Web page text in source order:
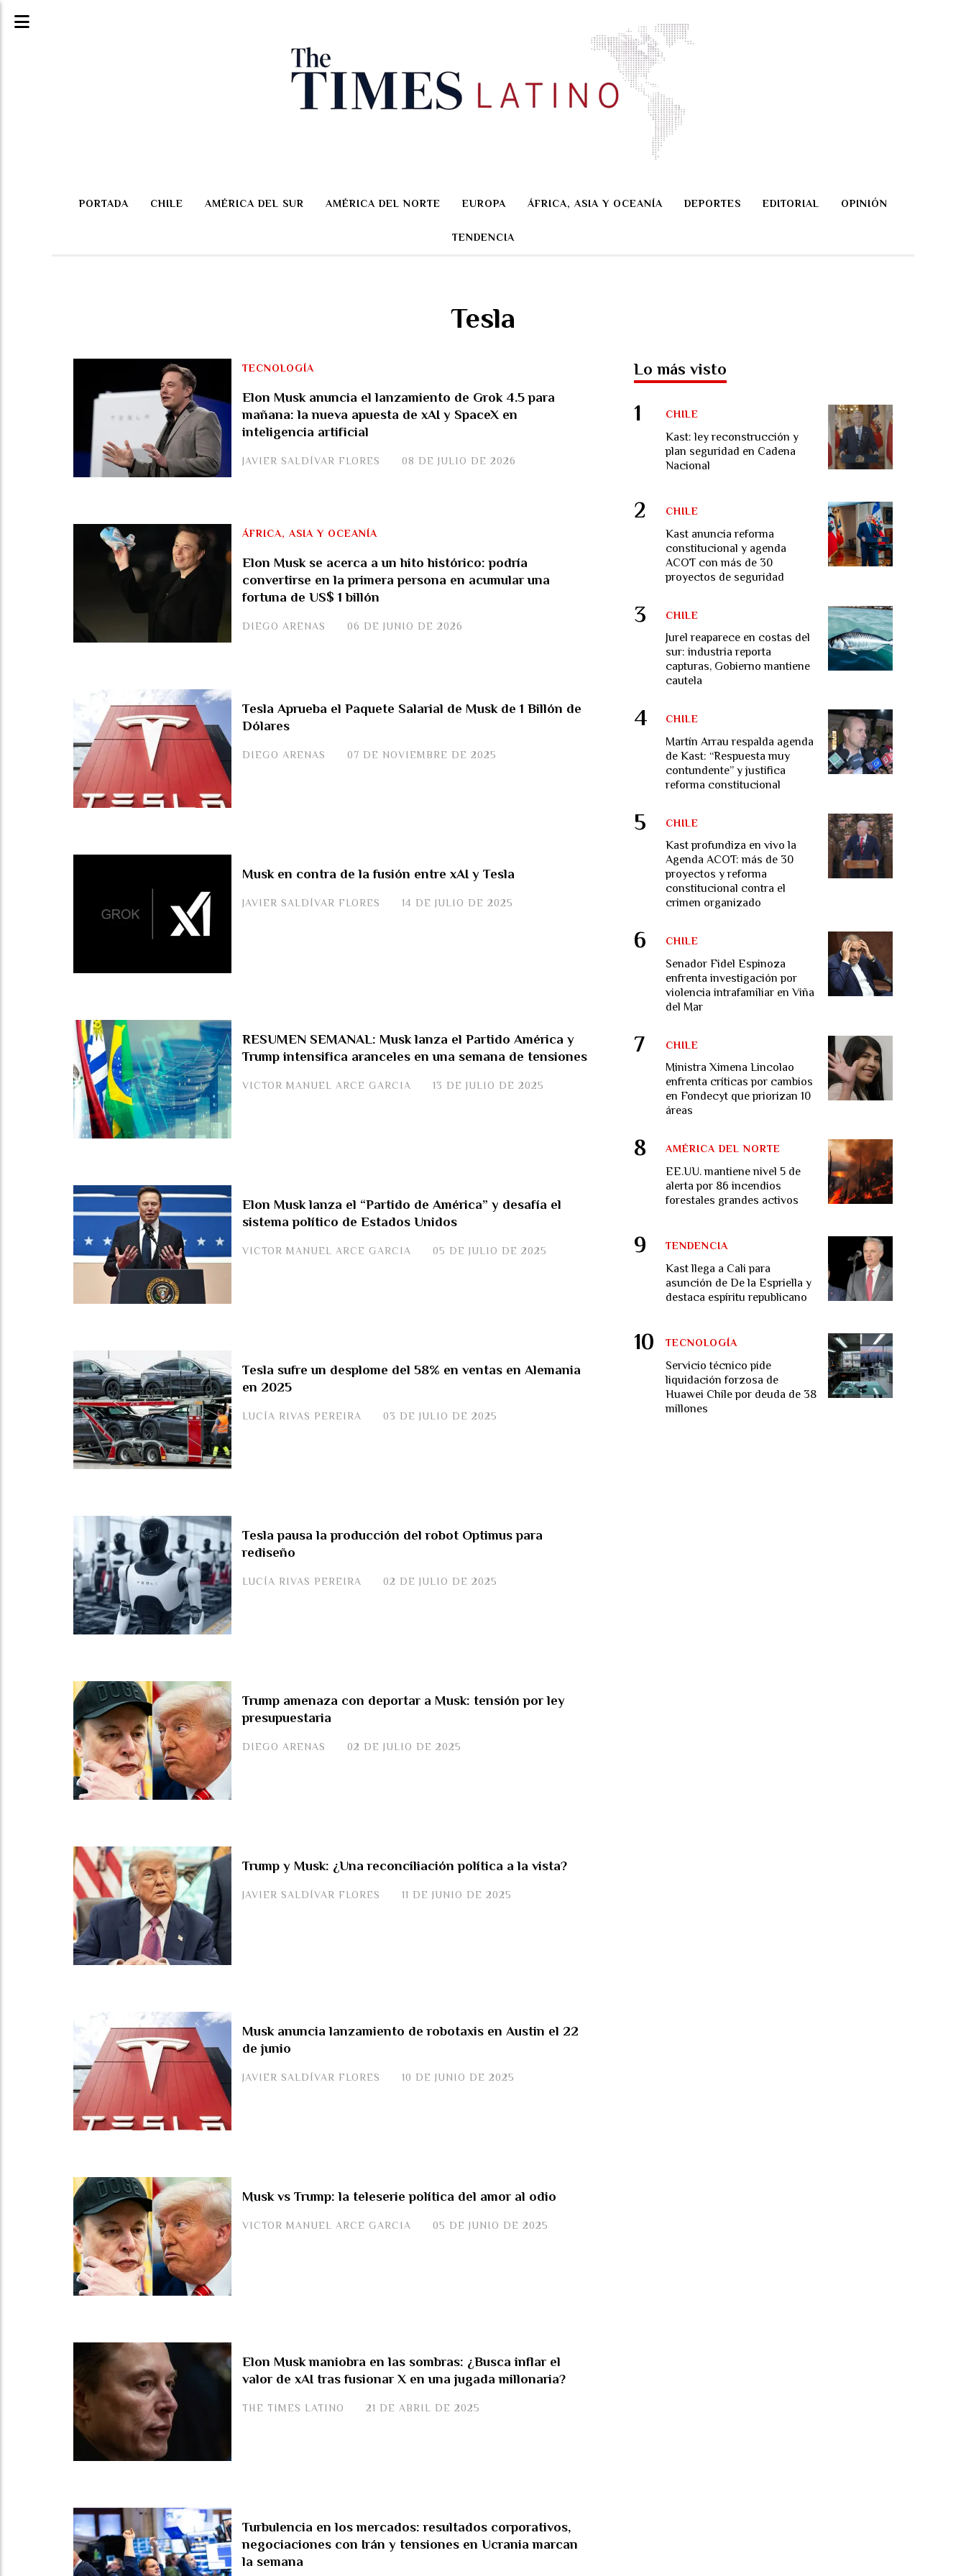
PORTADA CHILE AMÉRICA DEL SUR AMÉRICA DEL NORTE EUROPA ÁFRICA, ASIA Y OCEANÍA DEPORTES EDITORIAL OPINIÓN
TENDENCIA
Tesla
Elon Musk anuncia el lanzamiento de Grok 4.5 para
mañana: la nueva apuesta de xAI y SpaceX en
inteligencia artificial
JAVIER SALDÍVAR FLORES
TECNOLOGÍA
08 DE JULIO DE 2026
Elon Musk se acerca a un hito histórico: podría
convertirse en la primera persona en acumular una
fortuna de US$ 1 billón
DIEGO ARENAS
ÁFRICA, ASIA Y OCEANÍA
06 DE JUNIO DE 2026
Tesla Aprueba el Paquete Salarial de Musk de 1 Billón de
Dólares
DIEGO ARENAS 07 DE NOVIEMBRE DE 2025
Musk en contra de la fusión entre xAI y Tesla
JAVIER SALDÍVAR FLORES 14 DE JULIO DE 2025
RESUMEN SEMANAL: Musk lanza el Partido América y
Trump intensifica aranceles en una semana de tensiones
VICTOR MANUEL ARCE GARCIA 13 DE JULIO DE 2025
Elon Musk lanza el “Partido de América” y desafía el
sistema político de Estados Unidos
VICTOR MANUEL ARCE GARCIA 05 DE JULIO DE 2025
Tesla sufre un desplome del 58% en ventas en Alemania
en 2025
LUCÍA RIVAS PEREIRA 03 DE JULIO DE 2025
Tesla pausa la producción del robot Optimus para
rediseño
LUCÍA RIVAS PEREIRA 02 DE JULIO DE 2025
Trump amenaza con deportar a Musk: tensión por ley
presupuestaria
DIEGO ARENAS 02 DE JULIO DE 2025
Trump y Musk: ¿Una reconciliación política a la vista?
JAVIER SALDÍVAR FLORES 11 DE JUNIO DE 2025
Musk anuncia lanzamiento de robotaxis en Austin el 22
de junio
JAVIER SALDÍVAR FLORES 10 DE JUNIO DE 2025
Musk vs Trump: la teleserie política del amor al odio
VICTOR MANUEL ARCE GARCIA 05 DE JUNIO DE 2025
Elon Musk maniobra en las sombras: ¿Busca inflar el
valor de xAI tras fusionar X en una jugada millonaria?
THE TIMES LATINO 21 DE ABRIL DE 2025
Turbulencia en los mercados: resultados corporativos,
negociaciones con Irán y tensiones en Ucrania marcan
la semana
Lo más visto
Kast: ley reconstrucción y
plan seguridad en Cadena
Nacional
CHILE
Kast anuncia reforma
constitucional y agenda
ACOT con más de 30
proyectos de seguridad
CHILE
Jurel reaparece en costas del
sur: industria reporta
capturas, Gobierno mantiene
cautela
CHILE
Martín Arrau respalda agenda
de Kast: “Respuesta muy
contundente” y justifica
reforma constitucional
CHILE
Kast profundiza en vivo la
Agenda ACOT: más de 30
proyectos y reforma
constitucional contra el
crimen organizado
CHILE
Senador Fidel Espinoza
enfrenta investigación por
violencia intrafamiliar en Viña
del Mar
CHILE
Ministra Ximena Lincolao
enfrenta críticas por cambios
en Fondecyt que priorizan 10
áreas
CHILE
EE.UU. mantiene nivel 5 de
alerta por 86 incendios
forestales grandes activos
AMÉRICA DEL NORTE
Kast llega a Cali para
asunción de De la Espriella y
destaca espíritu republicano
TENDENCIA
Servicio técnico pide
liquidación forzosa de
Huawei Chile por deuda de 38
millones
TECNOLOGÍA